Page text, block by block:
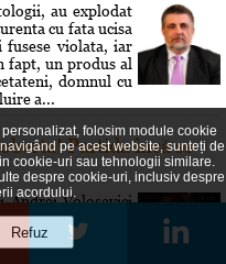
au explodat
cu fata ucisa
fusese violata, iar
fapt, un produs al
domnul cu
a...
Partida încă se
Andrei Volosevici
şi foarte greu
din nou.
este încă o
folosim module cookie
pe acest website, sunteți de
cookie-uri sau tehnologii similare.
despre cookie-uri, inclusiv despre
acordului.